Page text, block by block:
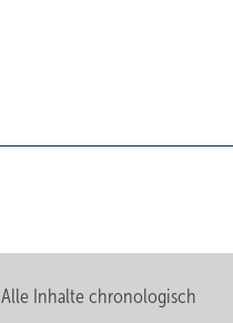
Alle Inhalte chronologisch